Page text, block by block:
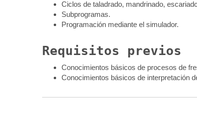
Ciclos de taladrado, mandrinado,
Subprogramas.
Programación mediante el simulador.
Requisitos previos
Conocimientos básicos de procesos de
Conocimientos básicos de interpretación